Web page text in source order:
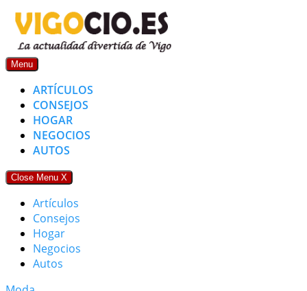
Skip
content
Menu
ARTÍCULOS
CONSEJOS
HOGAR
NEGOCIOS
AUTOS
Close Menu X
Artículos
Consejos
Hogar
Negocios
Autos